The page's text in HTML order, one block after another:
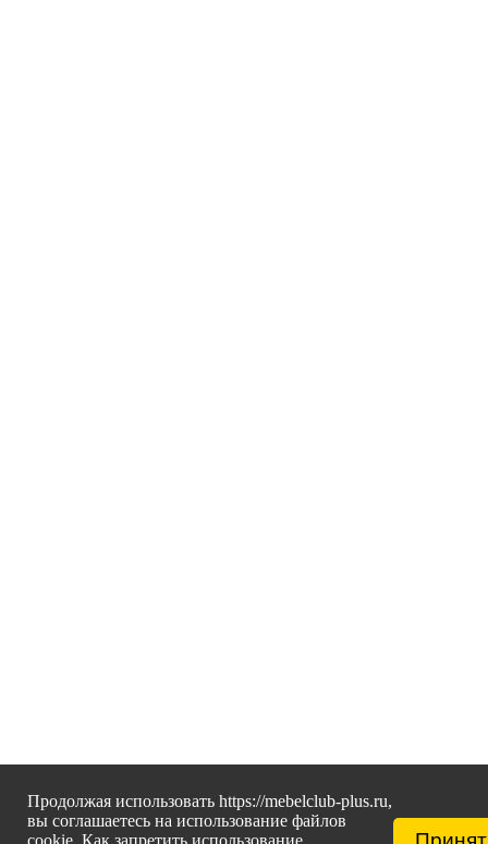
Продолжая использовать https://mebelclub-plus.ru,
вы соглашаетесь на использование файлов
cookie. Как запретить использование